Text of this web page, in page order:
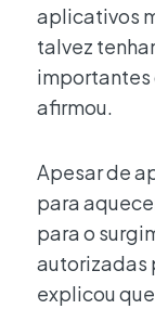
aplicativos
talvez
importantes
afirmou.
Apesar de
para
para o
autorizadas
explicou